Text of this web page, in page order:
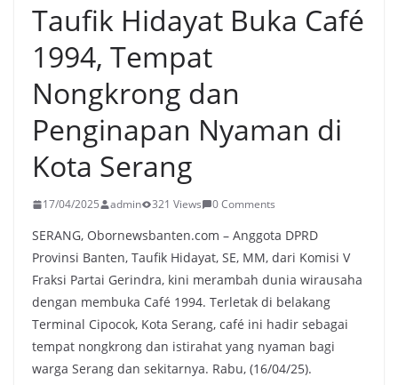
Taufik Hidayat Buka Café
1994, Tempat
Nongkrong dan
Penginapan Nyaman di
Kota Serang
17/04/2025 admin 321 Views 0 Comments
SERANG, Obornewsbanten.com – Anggota DPRD
Provinsi Banten, Taufik Hidayat, SE, MM, dari Komisi V
Fraksi Partai Gerindra, kini merambah dunia wirausaha
dengan membuka Café 1994. Terletak di belakang
Terminal Cipocok, Kota Serang, café ini hadir sebagai
tempat nongkrong dan istirahat yang nyaman bagi
warga Serang dan sekitarnya. Rabu, (16/04/25).